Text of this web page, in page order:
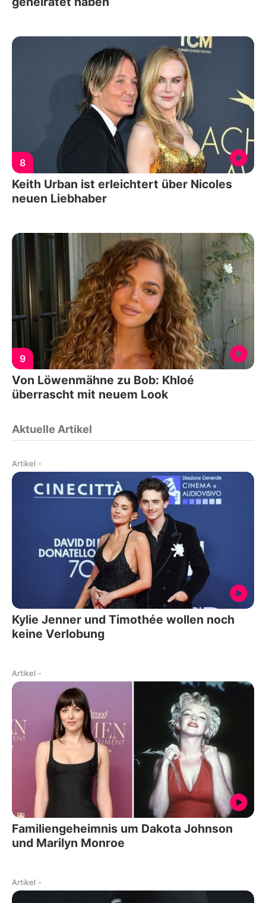
8
Keith Urban ist erleichtert über Nicoles
neuen Liebhaber
9
Von Löwenmähne zu Bob: Khloé
überrascht mit neuem Look
Aktuelle Artikel
Artikel -
Kylie Jenner und Timothée wollen noch
keine Verlobung
Artikel -
Familiengeheimnis um Dakota Johnson
und Marilyn Monroe
Artikel -